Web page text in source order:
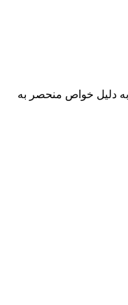
به دلیل خواص منحصر به